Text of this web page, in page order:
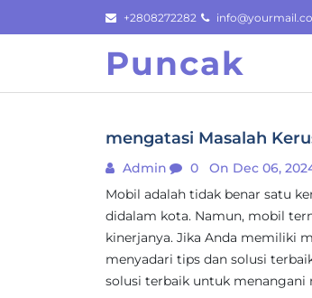
to
+2808272282
Puncak
mengatasi Masalah
Admin 0
On Dec 06,
Mobil adalah tidak benar satu
didalam kota. Namun, mobil
kinerjanya. Jika Anda memiliki
menyadari tips dan solusi
solusi terbaik untuk menangani